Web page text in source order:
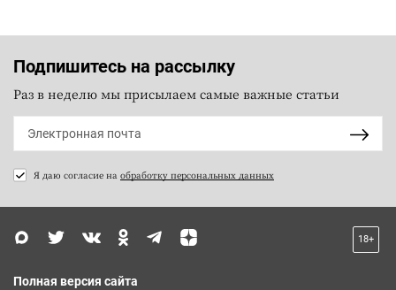
Подпишитесь на рассылку
Раз в неделю мы присылаем самые важные статьи
Я даю согласие на обработку персональных данных
18+
Полная версия сайта